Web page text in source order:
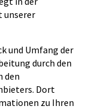
unserer
und Umfang der
durch den
den
Dort
zu Ihren